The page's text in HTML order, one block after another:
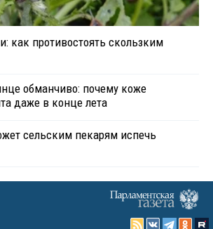
как противостоять скользким
обманчиво: почему коже
даже в конце лета
сельским пекарям испечь